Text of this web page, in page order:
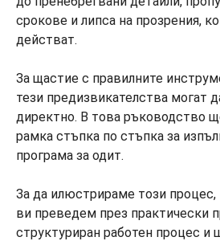
срокове и липса на прозрения,
действат.
За щастие с правилните
тези предизвикателства могат
директно. В това ръководство
рамка стъпка по стъпка за
програма за одит.
За да илюстрираме този
ви преведем през практически
структуриран работен процес и